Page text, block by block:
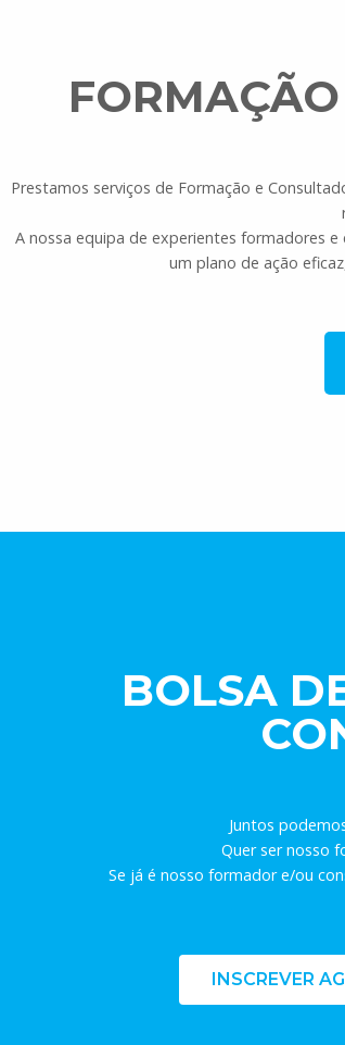
Prestamos serviços de Formação e
A nossa equipa de experientes formadores
um plano de ação
BOLSA
Juntos
Quer ser nosso
Se já é nosso formador e/ou
INSCREVER